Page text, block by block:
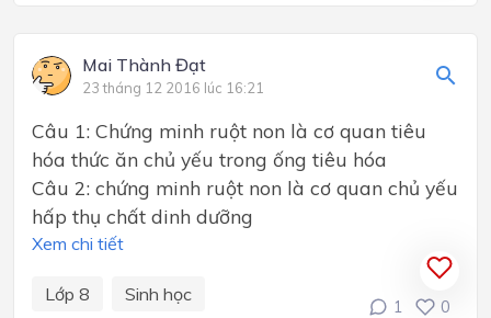
Mai Thành Đạt
23 tháng 12 2016 lúc 16:21
Câu 1: Chứng minh ruột non là cơ quan tiêu
hóa thức ăn chủ yếu trong ống tiêu hóa
Câu 2: chứng minh ruột non là cơ quan chủ yếu
hấp thụ chất dinh dưỡng
Xem chi tiết
Lớp 8 Sinh học
1 0